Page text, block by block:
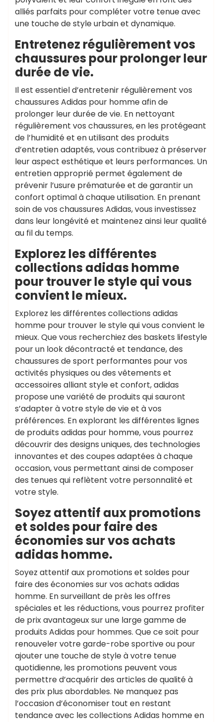
alliés parfaits pour compléter votre tenue avec
une touche de style urbain et dynamique.
Entretenez régulièrement vos
chaussures pour prolonger leur
durée de vie.
Il est essentiel d’entretenir régulièrement vos
chaussures Adidas pour homme afin de
prolonger leur durée de vie. En nettoyant
régulièrement vos chaussures, en les protégeant
de l’humidité et en utilisant des produits
d’entretien adaptés, vous contribuez à préserver
leur aspect esthétique et leurs performances. Un
entretien approprié permet également de
prévenir l’usure prématurée et de garantir un
confort optimal à chaque utilisation. En prenant
soin de vos chaussures Adidas, vous investissez
dans leur longévité et maintenez ainsi leur qualité
au fil du temps.
Explorez les différentes
collections adidas homme
pour trouver le style qui vous
convient le mieux.
Explorez les différentes collections adidas
homme pour trouver le style qui vous convient le
mieux. Que vous recherchiez des baskets lifestyle
pour un look décontracté et tendance, des
chaussures de sport performantes pour vos
activités physiques ou des vêtements et
accessoires alliant style et confort, adidas
propose une variété de produits qui sauront
s’adapter à votre style de vie et à vos
préférences. En explorant les différentes lignes
de produits adidas pour homme, vous pourrez
découvrir des designs uniques, des technologies
innovantes et des coupes adaptées à chaque
occasion, vous permettant ainsi de composer
des tenues qui reflètent votre personnalité et
votre style.
Soyez attentif aux promotions
et soldes pour faire des
économies sur vos achats
adidas homme.
Soyez attentif aux promotions et soldes pour
faire des économies sur vos achats adidas
homme. En surveillant de près les offres
spéciales et les réductions, vous pourrez profiter
de prix avantageux sur une large gamme de
produits Adidas pour hommes. Que ce soit pour
renouveler votre garde-robe sportive ou pour
ajouter une touche de style à votre tenue
quotidienne, les promotions peuvent vous
permettre d’acquérir des articles de qualité à
des prix plus abordables. Ne manquez pas
l’occasion d’économiser tout en restant
tendance avec les collections Adidas homme en